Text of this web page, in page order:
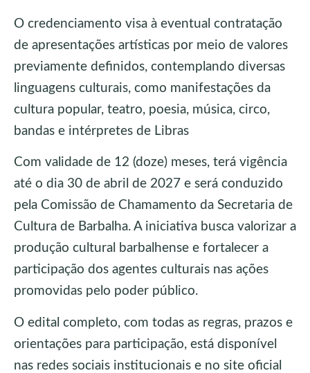
O credenciamento visa à eventual contratação
de apresentações artísticas por meio de valores
previamente definidos, contemplando diversas
linguagens culturais, como manifestações da
cultura popular, teatro, poesia, música, circo,
bandas e intérpretes de Libras
Com validade de 12 (doze) meses, terá vigência
até o dia 30 de abril de 2027 e será conduzido
pela Comissão de Chamamento da Secretaria de
Cultura de Barbalha. A iniciativa busca valorizar a
produção cultural barbalhense e fortalecer a
participação dos agentes culturais nas ações
promovidas pelo poder público.
O edital completo, com todas as regras, prazos e
orientações para participação, está disponível
nas redes sociais institucionais e no site oficial